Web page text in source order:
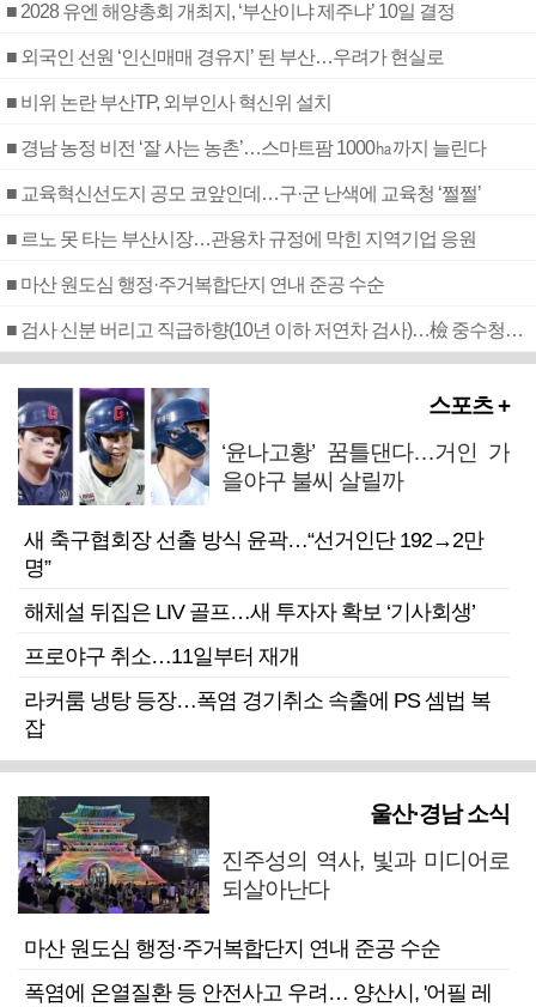
■ 2028 유엔 해양총회 개최지, ‘부산이냐 제주냐’ 10일 결정
■ 외국인 선원 ‘인신매매 경유지’ 된 부산…우려가 현실로
■ 비위 논란 부산TP, 외부인사 혁신위 설치
■ 경남 농정 비전 ‘잘 사는 농촌’…스마트팜 1000㏊까지 늘린다
■ 교육혁신선도지 공모 코앞인데…구·군 난색에 교육청 ‘쩔쩔’
■ 르노 못 타는 부산시장…관용차 규정에 막힌 지역기업 응원
■ 마산 원도심 행정·주거복합단지 연내 준공 수순
■ 검사 신분 버리고 직급하향(10년 이하 저연차 검사)…檢 중수청행 기피
스포츠 +
‘윤나고황’ 꿈틀댄다…거인 가
을야구 불씨 살릴까
새 축구협회장 선출 방식 윤곽…“선거인단 192→2만
명”
해체설 뒤집은 LIV 골프…새 투자자 확보 ‘기사회생’
프로야구 취소…11일부터 재개
라커룸 냉탕 등장…폭염 경기취소 속출에 PS 셈법 복
잡
울산·경남 소식
진주성의 역사, 빛과 미디어로
되살아난다
마산 원도심 행정·주거복합단지 연내 준공 수순
폭염에 온열질환 등 안전사고 우려… 양산시, '어필 레